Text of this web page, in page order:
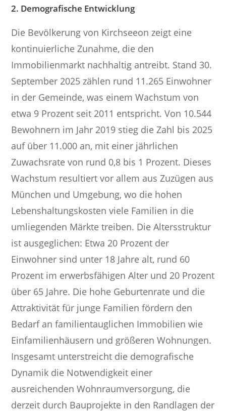
2. Demografische Entwicklung
Die Bevölkerung von Kirchseeon zeigt eine
kontinuierliche Zunahme, die den
Immobilienmarkt nachhaltig antreibt. Stand 30.
September 2025 zählen rund 11.265 Einwohner
in der Gemeinde, was einem Wachstum von
etwa 9 Prozent seit 2011 entspricht. Von 10.544
Bewohnern im Jahr 2019 stieg die Zahl bis 2025
auf über 11.000 an, mit einer jährlichen
Zuwachsrate von rund 0,8 bis 1 Prozent. Dieses
Wachstum resultiert vor allem aus Zuzügen aus
München und Umgebung, wo die hohen
Lebenshaltungskosten viele Familien in die
umliegenden Märkte treiben. Die Altersstruktur
ist ausgeglichen: Etwa 20 Prozent der
Einwohner sind unter 18 Jahre alt, rund 60
Prozent im erwerbsfähigen Alter und 20 Prozent
über 65 Jahre. Die hohe Geburtenrate und die
Attraktivität für junge Familien fördern den
Bedarf an familientauglichen Immobilien wie
Einfamilienhäusern und größeren Wohnungen.
Insgesamt unterstreicht die demografische
Dynamik die Notwendigkeit einer
ausreichenden Wohnraumversorgung, die
derzeit durch Bauprojekte in den Randlagen der